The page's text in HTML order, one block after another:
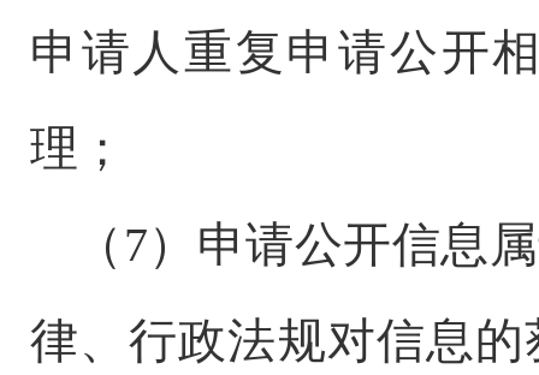
申请人重复申请公开
理；
（ 7）申请公开信息
律、行政法规对信息